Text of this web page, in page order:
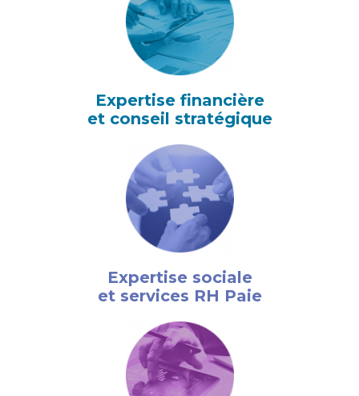
Expertise financière
et conseil stratégique
Expertise sociale
et services RH Paie